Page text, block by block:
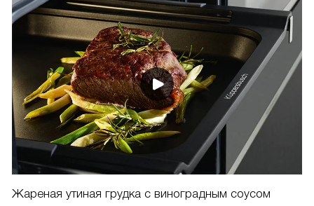
Жареная утиная грудка с виноградным соусом